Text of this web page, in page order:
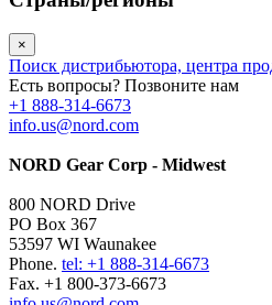
×
Поиск дистрибьютора, центра
Есть вопросы? Позвоните нам
+1 888-314-6673
info.us@nord.com
NORD Gear Corp - Midwest
800 NORD Drive
PO Box 367
53597 WI Waunakee
Phone. tel: +1 888-314-6673
Fax. +1 800-373-6673